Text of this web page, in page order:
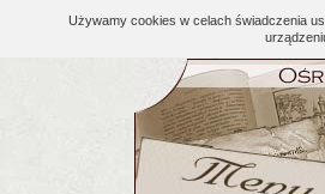
Używamy cookies w celach świadczenia